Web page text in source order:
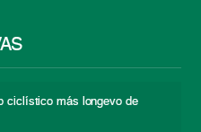
ciclístico más longevo de